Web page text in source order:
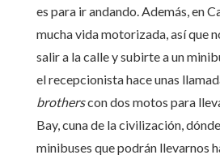
es para ir andando. Además, en
mucha vida motorizada, así que
salir a la calle y subirte a un
el recepcionista hace unas
brotherscon dos motos para
Bay, cuna de la civilización,
minibuses que podrán llevarnos